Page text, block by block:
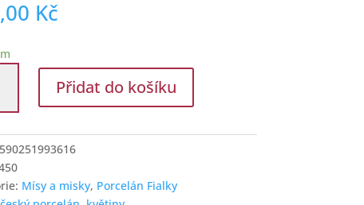
Kč
Přidat do košíku
Mísy a misky, Porcelán Fialky